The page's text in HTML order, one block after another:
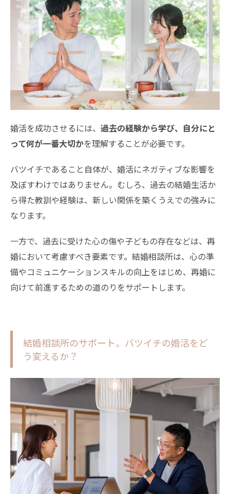
婚活を成功させるには、 過去の経験から学び、自分にと
って何が一番大切かを理解することが必要です。
バツイチであること自体が、婚活にネガティブな影響を
及ぼすわけではありません。むしろ、過去の結婚生活か
ら得た教訓や経験は、新しい関係を築くうえでの強みに
なります。
一方で、過去に受けた心の傷や子どもの存在などは、再
婚において考慮すべき要素です。結婚相談所は、心の準
備やコミュニケーションスキルの向上をはじめ、再婚に
向けて前進するための道のりをサポートします。
結婚相談所のサポート。バツイチの婚活をど
う変えるか？